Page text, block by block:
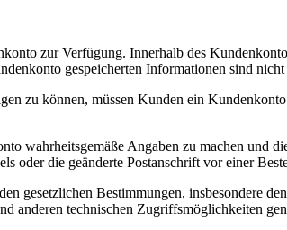
zur Verfügung. Innerhalb des
gespeicherten Informationen sind
zu können, müssen Kunden ein
wahrheitsgemäße Angaben zu machen und
oder die geänderte Postanschrift vor einer
gesetzlichen Bestimmungen, insbesondere
anderen technischen Zugriffsmöglichkeiten